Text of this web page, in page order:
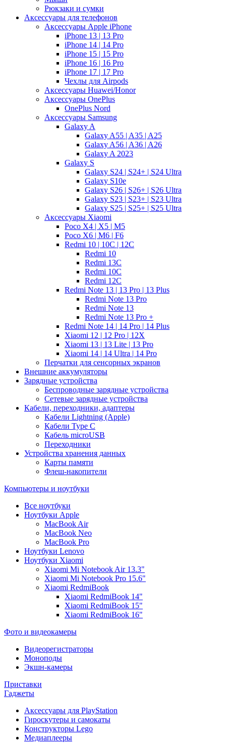
Рюкзаки и сумки
Аксессуары для телефонов
Аксессуары Apple iPhone
iPhone 13 | 13 Pro
iPhone 14 | 14 Pro
iPhone 15 | 15 Pro
iPhone 16 | 16 Pro
iPhone 17 | 17 Pro
Чехлы для Airpods
Аксессуары Huawei/Honor
Аксессуары OnePlus
OnePlus Nord
Аксессуары Samsung
Galaxy A
Galaxy A55 | A35 | A25
Galaxy A56 | A36 | A26
Galaxy A 2023
Galaxy S
Galaxy S24 | S24+ | S24 Ultra
Galaxy S10e
Galaxy S26 | S26+ | S26 Ultra
Galaxy S23 | S23+ | S23 Ultra
Galaxy S25 | S25+ | S25 Ultra
Аксессуары Xiaomi
Poco X4 | X5 | M5
Poco X6 | M6 | F6
Redmi 10 | 10C | 12C
Redmi 10
Redmi 13C
Redmi 10C
Redmi 12C
Redmi Note 13 | 13 Pro | 13 Plus
Redmi Note 13 Pro
Redmi Note 13
Redmi Note 13 Pro +
Redmi Note 14 | 14 Pro | 14 Plus
Xiaomi 12 | 12 Pro | 12X
Xiaomi 13 | 13 Lite | 13 Pro
Xiaomi 14 | 14 Ultra | 14 Pro
Перчатки для сенсорных экранов
Внешние аккумуляторы
Зарядные устройства
Беспроводные зарядные устройства
Сетевые зарядные устройства
Кабели, переходники, адаптеры
Кабели Lightning (Apple)
Кабели Type C
Кабель microUSB
Переходники
Устройства хранения данных
Карты памяти
Флеш-накопители
Компьютеры и ноутбуки
Все ноутбуки
Ноутбуки Apple
MacBook Air
MacBook Neo
MacBook Pro
Ноутбуки Lenovo
Ноутбуки Xiaomi
Xiaomi Mi Notebook Air 13.3"
Xiaomi Mi Notebook Pro 15.6"
Xiaomi RedmiBook
Xiaomi RedmiBook 14"
Xiaomi RedmiBook 15"
Xiaomi RedmiBook 16"
Фото и видеокамеры
Видеорегистраторы
Моноподы
Экшн-камеры
Приставки
Гаджеты
Аксессуары для PlayStation
Гироскутеры и самокаты
Конструкторы Lego
Медиаплееры